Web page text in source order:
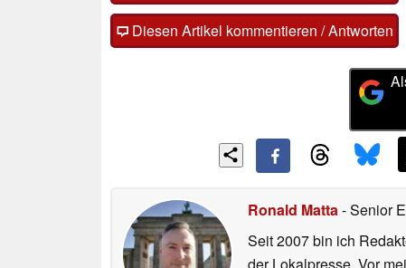
Diesen Artikel kommentieren / Antworten
Ronald Matta- Senior
Seit 2007 bin ich